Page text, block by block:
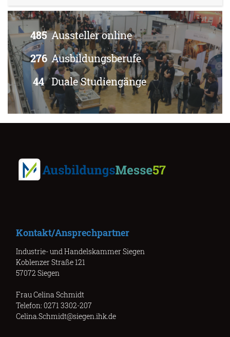
485Aussteller online
276 Ausbildungsberufe
44 Duale Studiengänge
Kontakt/Ansprechpartner
Industrie- und Handelskammer Siegen
Koblenzer Straße 121
57072 Siegen
Frau Celina Schmidt
Telefon: 0271 3302-207
Celina.Schmidt@siegen.ihk.de